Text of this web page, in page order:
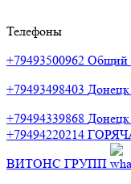
Телефоны
+79493500962 Общий
+79493498403 Донецк
+79494339868 Донецк
+79494220214
ВИТОНС ГРУПП